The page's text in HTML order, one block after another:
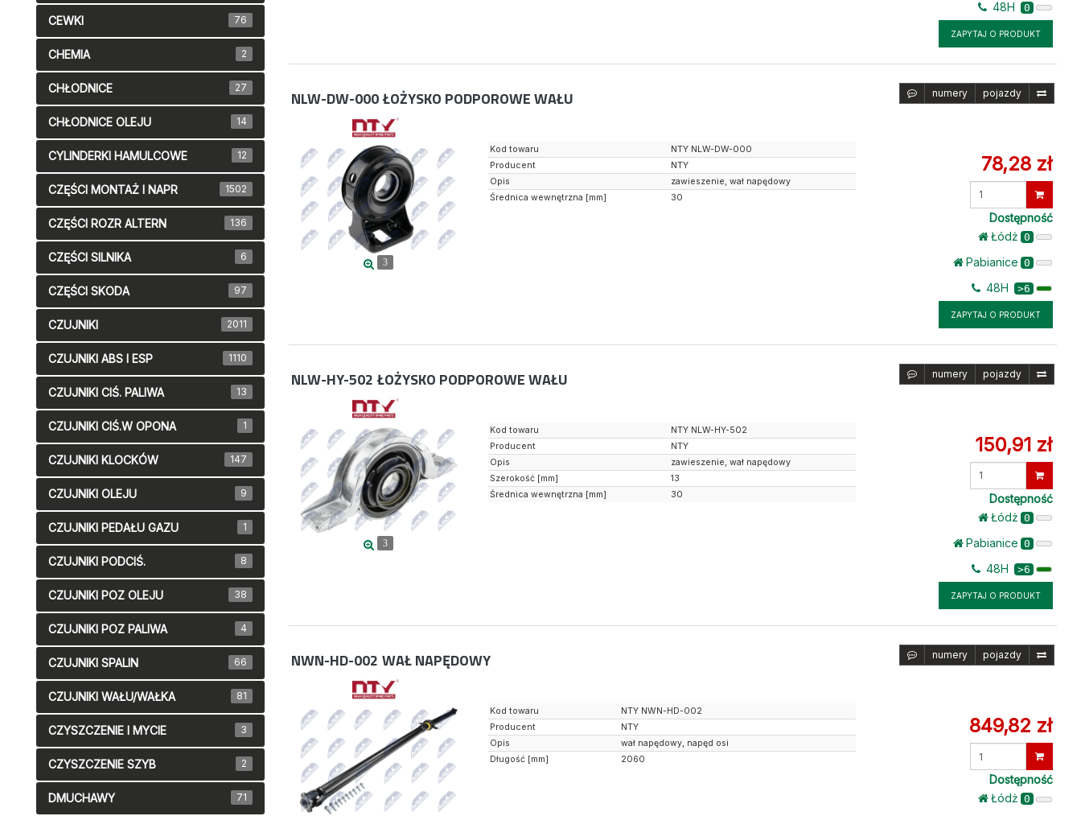
48H 0
ZAPYTAJ O PRODUKT
NLW-DW-000ŁOŻYSKO PODPOROWE WAŁU numery pojazdy
3
78,28 zł
Wprowadź
Dostępność
Łódż 0
Pabianice 0
48H >6
ZAPYTAJ O PRODUKT
Kod towaru
NTY NLW-DW-000
Producent
NTY
Opis
zawieszenie, wał napędowy
Średnica wewnętrzna [mm]
30
NLW-HY-502 ŁOŻYSKO PODPOROWE WAŁU numery pojazdy
3
150,91 zł
Wprowadź
Dostępność
Łódż 0
Pabianice 0
48H >6
ZAPYTAJ O PRODUKT
Kod towaru
NTY NLW-HY-502
Producent
NTY
Opis
zawieszenie, wał napędowy
Szerokość [mm]
13
Średnica wewnętrzna [mm]
30
NWN-HD-002 WAŁ NAPĘDOWY numery pojazdy
849,82 zł
Dostępność
Łódż 0
Kod towaru
NTY NWN-HD-002
Producent
NTY
Opis
wał napędowy, napęd osi
Długość [mm]
2060
CEWKI 76
CHEMIA 2
CHŁODNICE 27
CHŁODNICE OLEJU 14
CYLINDERKI HAMULCOWE 12
CZĘŚCI MONTAŻ I NAPR 1502
CZĘŚCI ROZR ALTERN 136
CZĘŚCI SILNIKA 6
CZĘŚCI SKODA 97
CZUJNIKI 2011
CZUJNIKI ABS I ESP 1110
CZUJNIKI CIŚ. PALIWA 13
CZUJNIKI CIŚ.W OPONA 1
CZUJNIKI KLOCKÓW 147
CZUJNIKI OLEJU 9
CZUJNIKI PEDAŁU GAZU 1
CZUJNIKI PODCIŚ. 8
CZUJNIKI POZ OLEJU 38
CZUJNIKI POZ PALIWA 4
CZUJNIKI SPALIN 66
CZUJNIKI WAŁU/WAŁKA 81
CZYSZCZENIE I MYCIE 3
CZYSZCZENIE SZYB 2
DMUCHAWY 71